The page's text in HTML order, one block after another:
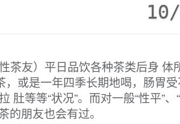
茶友）平日品饮各种茶类后身 体
，或是一年四季长期地喝，肠胃
等等“状况”。而对一般“性平”、
的朋友也会有过。